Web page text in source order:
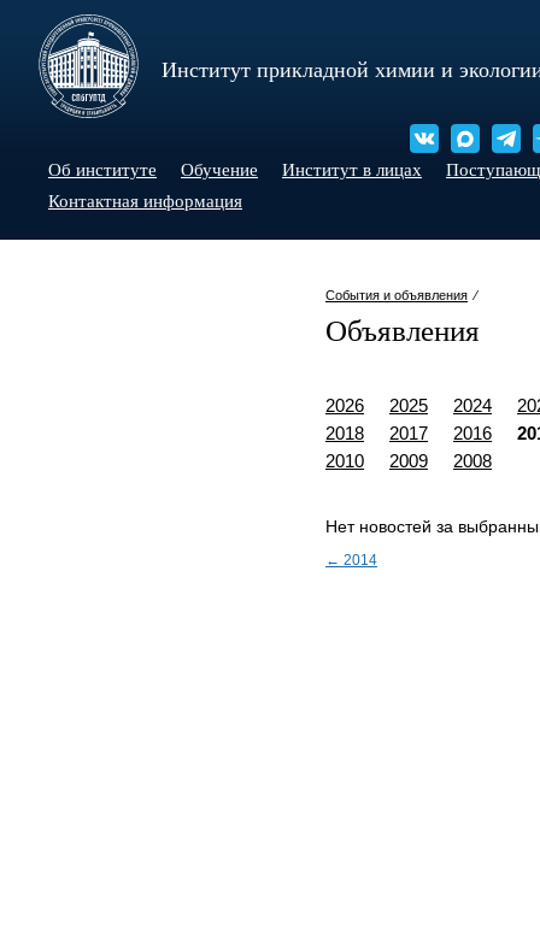
Институт прикладной химии и
Об институте Обучение Институт в лицах
Контактная информация
События и объявления ⁄
Объявления
2026 2025 2024
2018
2017 2016
2010
2009 2008
Нет новостей за
← 2014